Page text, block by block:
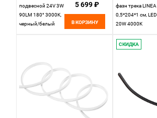
подвесной 24V 3W
90LM 180° 3000K,
черный/белый
5 699 ₽
В КОРЗИНУ
фазн трека LINEA
0,5*204*1 см, LED
20W 4000K
206214 черный
СКИДКА